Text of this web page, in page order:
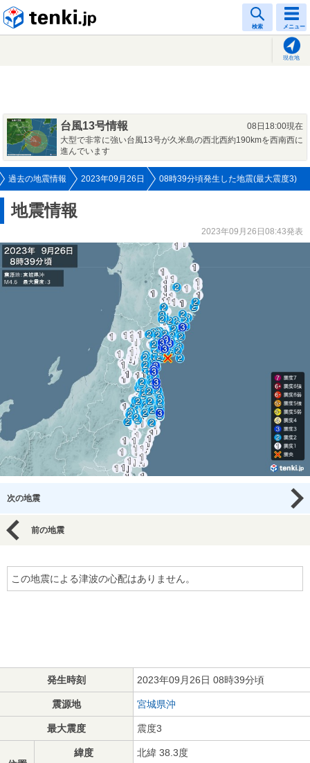
検索 メニュー
現在地
台風13号情報
08日18:00現在
大型で非常に強い台風13号が久米島の西北西約190kmを西南西に
進んでいます
過去の地震情報 2023年09月26日 08時39分頃発生した地震(最大震度3)
地震情報
2023年09月26日08:43発表
次の地震
前の地震
この地震による津波の心配はありません。
発生時刻 2023年09月26日 08時39分頃
震源地 宮城県沖
最大震度 震度3
緯度 北緯 38.3度